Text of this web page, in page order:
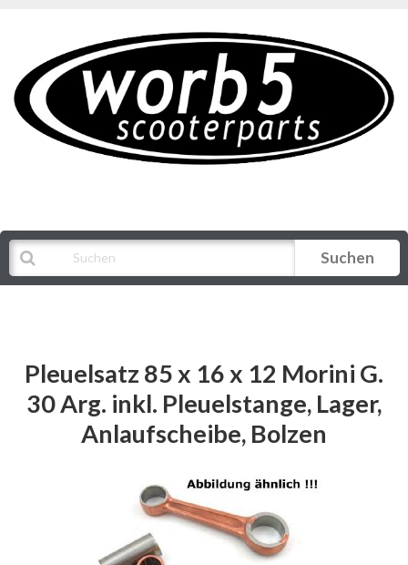
Suchen
Pleuelsatz 85 x 16 x 12 Morini G.
30 Arg. inkl. Pleuelstange, Lager,
Anlaufscheibe, Bolzen